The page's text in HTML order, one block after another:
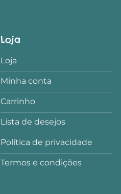
Loja
Loja
Minha conta
Carrinho
Lista de desejos
Política de privacidade
Termos e condições